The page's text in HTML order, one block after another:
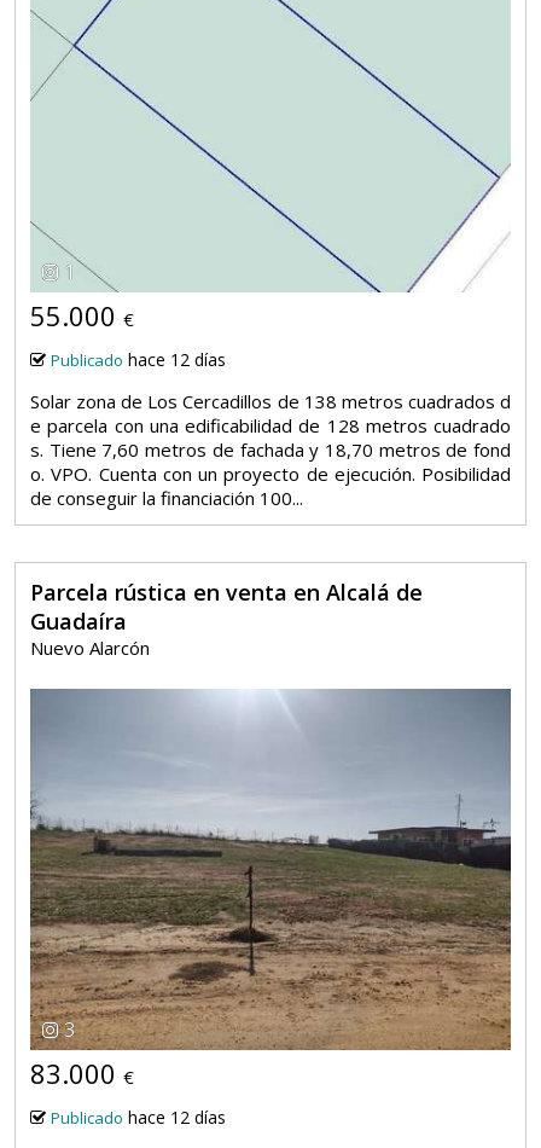
1
55.000 €
Publicado hace 12 días
Solar zona de Los Cercadillos de 138 metros cuadrados d
e parcela con una edificabilidad de 128 metros cuadrado
s. Tiene 7,60 metros de fachada y 18,70 metros de fond
o. VPO. Cuenta con un proyecto de ejecución. Posibilidad
de conseguir la financiación 100...
Parcela rústica en venta en Alcalá de
Guadaíra
Nuevo Alarcón
3
83.000 €
Publicado hace 12 días